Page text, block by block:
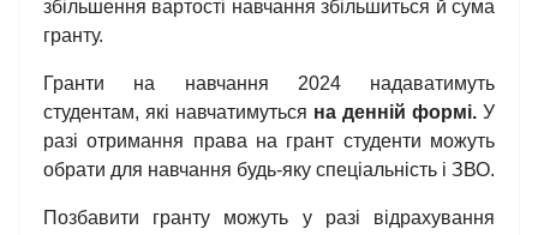
збільшення вартості навчання збільшиться й сума
гранту.
Гранти на навчання 2024 надаватимуть
студентам, які навчатимуться на денній формі. У
разі отримання права на грант студенти можуть
обрати для навчання будь-яку спеціальність і ЗВО.
Позбавити гранту можуть у разі відрахування